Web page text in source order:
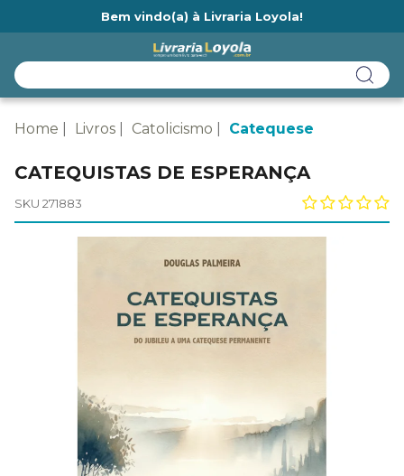
Bem vindo(a) à Livraria Loyola!
Home Livros Catolicismo Catequese
CATEQUISTAS DE ESPERANÇA
SKU 271883